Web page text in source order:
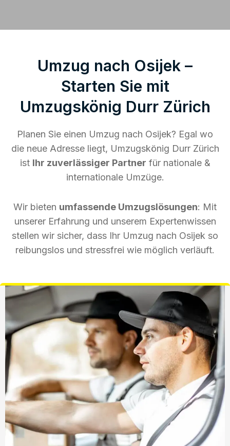
Umzug nach Osijek –
Starten Sie mit
Umzugskönig Durr Zürich
Planen Sie einen Umzug nach Osijek? Egal wo
die neue Adresse liegt, Umzugskönig Durr Zürich
ist Ihr zuverlässiger Partner für nationale &
internationale Umzüge.
Wir bieten umfassende Umzugslösungen: Mit
unserer Erfahrung und unserem Expertenwissen
stellen wir sicher, dass Ihr Umzug nach Osijek so
reibungslos und stressfrei wie möglich verläuft.